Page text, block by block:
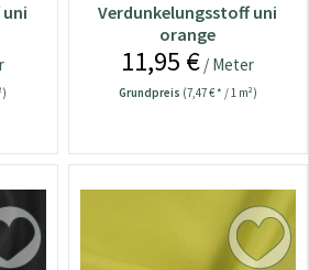
Verdunkelungsstoff uni
orange
11,95 € / Meter
Grundpreis (7,47 € * / 1 m²)